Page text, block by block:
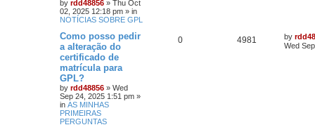
by rdd48856 » Thu Oct
02, 2025 12:18 pm » in
NOTÍCIAS SOBRE GPL
Como posso pedir
a alteração do
certificado de
matrícula para
GPL?
by rdd48856 » Wed
Sep 24, 2025 1:51 pm »
in AS MINHAS
PRIMEIRAS
PERGUNTAS
0 4981 by
Wed